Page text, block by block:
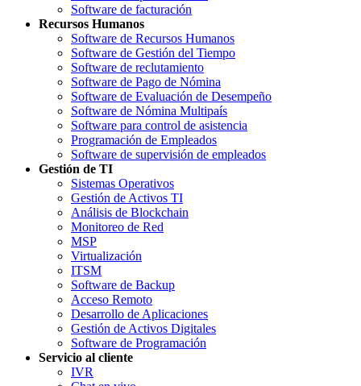
Software de facturación
Recursos Humanos
Software de Recursos Humanos
Software de Gestión del Tiempo
Software de reclutamiento
Software de Pago de Nómina
Software de Evaluación de Desempeño
Software de Nómina Multipaís
Software para control de asistencia
Programación de Empleados
Software de supervisión de empleados
Gestión de TI
Sistemas Operativos
Gestión de Activos TI
Análisis de Blockchain
Monitoreo de Red
MSP
Virtualización
ITSM
Software de Backup
Acceso Remoto
Desarrollo de Aplicaciones
Gestión de Activos Digitales
Software de Programación
Servicio al cliente
IVR